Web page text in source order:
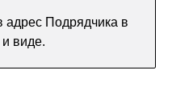
адрес Подрядчика в
виде.